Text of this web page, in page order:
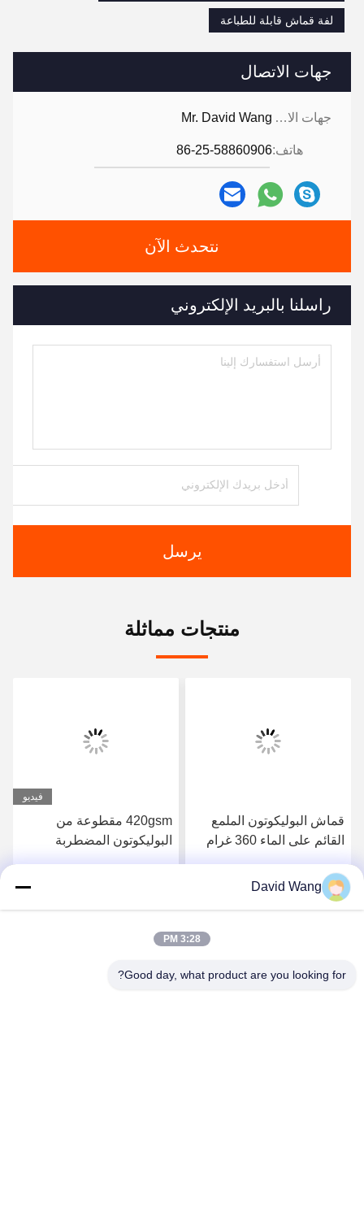
جهات الاتصال
جهات الاتصال: Mr. David Wang
هاتف:86-25-58860906
نتحدث الآن
راسلنا بالبريد الإلكتروني
يرسل
لفة قماش قابلة للطباعة
منتجات مماثلة
قماش البوليكوتون الملمع
القائم على الماء 360 غرام
فيديو
420gsm مقطوعة من
البوليكوتون المضطربة
David Wang
3:28 PM
Good day, what product are you looking for?